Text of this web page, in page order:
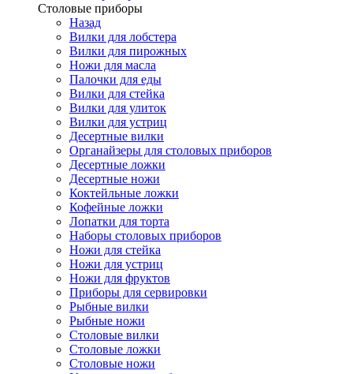
Cтоловые приборы
Назад
Вилки для лобстера
Вилки для пирожных
Ножи для масла
Палочки для еды
Вилки для стейка
Вилки для улиток
Вилки для устриц
Десертные вилки
Органайзеры для столовых приборов
Десертные ложки
Десертные ножи
Коктейльные ложки
Кофейные ложки
Лопатки для торта
Наборы столовых приборов
Ножи для стейка
Ножи для устриц
Ножи для фруктов
Приборы для сервировки
Рыбные вилки
Рыбные ножи
Столовые вилки
Столовые ложки
Столовые ножи